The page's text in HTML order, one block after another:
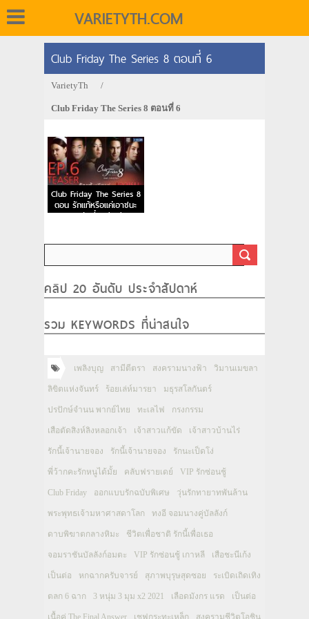
VARIETYTH.COM
Club Friday The Series 8 ตอนที่ 6
VarietyTh /
Club Friday The Series 8 ตอนที่ 6
Club Friday The Series 8
ตอน รักแท้หรือแค่เอาชนะ
Ep.6 วันที่ 10/08/59
คลิป 20 อันดับ ประจำสัปดาห์
รวม KEYWORDS ที่น่าสนใจ
เพลิงบุญ สามีตีตรา สงครามนางฟ้า วิมานเมขลา
ลิขิตแห่งจันทร์ ร้อยเล่ห์มารยา มธุรสโลกันตร์
ปรปักษ์จำนน พากย์ไทย ทะเลไฟ กรงกรรม
เสือตัดสิงห์ลิงหลอกเจ้า เจ้าสาวแก้ขัด เจ้าสาวบ้านไร่
รักนี้เจ้านายจอง รักนี้เจ้านายจอง รักนะเป็ดโง่
พี่ว้ากคะรักหนูได้มั้ย คลับฟรายเดย์ VIP รักซ่อนชู้
Club Friday ออกแบบรักฉบับพิเศษ วุ่นรักทายาทพันล้าน
พระพุทธเจ้ามหาศาสดาโลก ทงอี จอมนางคู่บัลลังก์
ดาบพิฆาตกลางหิมะ ชีวิตเพื่อชาติ รักนี้เพื่อเธอ
จอมราชันบัลลังก์อมตะ VIP รักซ่อนชู้ เกาหลี เสือชะนีเก้ง
เป็นต่อ หกฉากครับจารย์ สุภาพบุรุษสุดซอย ระเบิดเถิดเทิง
ตลก 6 ฉาก 3 หนุ่ม 3 มุม x2 2021 เลือดมังกร แรด เป็นต่อ
เนื้อคู่ The Final Answer เชฟกระทะเหล็ก สงครามชีวิตโอชิน